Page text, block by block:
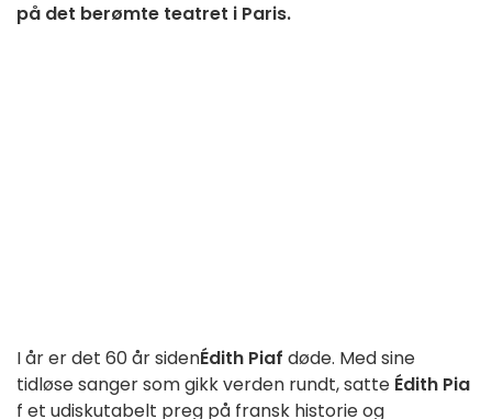
på det berømte teatret i Paris.
I år er det 60 år sidenÉdith Piaf døde. Med sine
tidløse sanger som gikk verden rundt, satte Édith Pia
f et udiskutabelt preg på fransk historie og